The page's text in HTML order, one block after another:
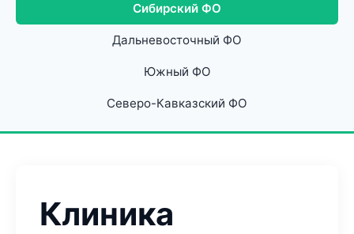
Сибирский ФО
Дальневосточный ФО
Южный ФО
Северо-Кавказский ФО
Клиника